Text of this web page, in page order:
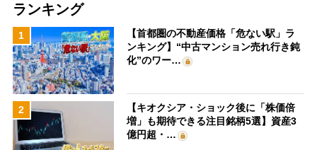
ランキング
1
【首都圏の不動産価格「危ない駅」ラ
ンキング】“中古マンション売れ行き鈍
化”のワー…
2
【キオクシア・ショック後に「株価倍
増」も期待できる注目銘柄5選】資産3
億円超・…